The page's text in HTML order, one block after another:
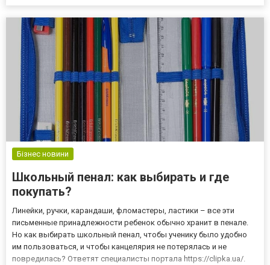
есть смартфон или планшет, а досту...
Бізнес новини
Школьный пенал: как выбирать и где
покупать?
Линейки, ручки, карандаши, фломастеры, ластики – все эти
письменные принадлежности ребенок обычно хранит в пенале.
Но как выбирать школьный пенал, чтобы ученику было удобно
им пользоваться, и чтобы канцелярия не потерялась и не
повредилась? Ответят специалисты портала https://clipka.ua/.